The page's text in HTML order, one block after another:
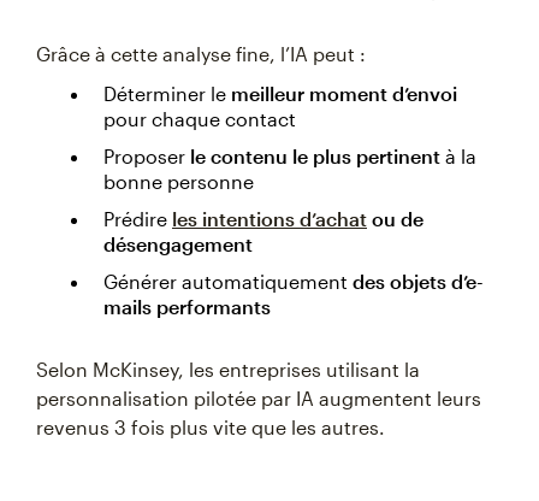
Grâce à cette analyse fine, l’IA peut :
Déterminer le meilleur moment d’envoi
pour chaque contact
Proposer le contenu le plus pertinent à la
bonne personne
Prédire les intentions d’achat ou de
désengagement
Générer automatiquement des objets d’e-
mails performants
Selon McKinsey, les entreprises utilisant la
personnalisation pilotée par IA augmentent leurs
revenus 3 fois plus vite que les autres.